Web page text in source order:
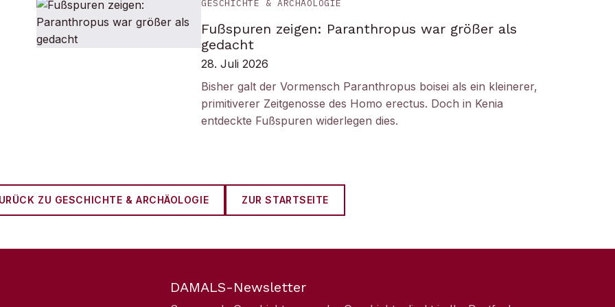
GESCHICHTE & ARCHÄOLOGIE
Fußspuren zeigen: Paranthropus war größer als
gedacht
28. Juli 2026
Bisher galt der Vormensch Paranthropus boisei als ein kleinerer,
primitiverer Zeitgenosse des Homo erectus. Doch in Kenia
entdeckte Fußspuren widerlegen dies.
ZU GESCHICHTE & ARCHÄOLOGIE ZUR STARTSEITE
DAMALS-Newsletter